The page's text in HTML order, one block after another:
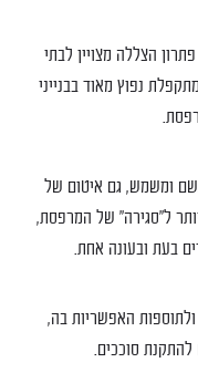
הצללה מצויין לבתי
נפוץ מאוד בבנייני
ומשמש, גם איטום של
ל"סגירה" של המרפסת,
בעת ובעונה אחת.
האפשריות בה,
להתקנת סוככים.